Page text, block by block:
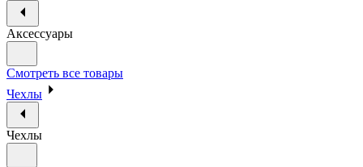
Аксессуары
Смотреть все товары
Чехлы
Чехлы